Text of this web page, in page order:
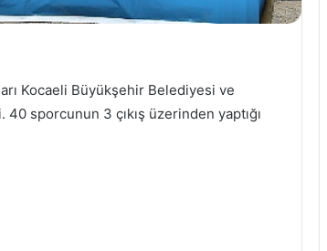
Kocaeli Büyükşehir Belediyesi ve
sporcunun 3 çıkış üzerinden yaptığı
Gençlik
ve